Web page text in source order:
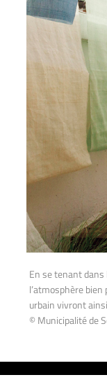
En se tenant
l’atmosphère
urbain vivront
© Municipalité de